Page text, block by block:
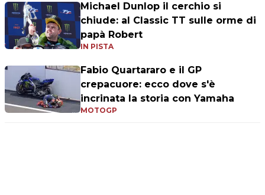
Michael Dunlop il cerchio si
chiude: al Classic TT sulle orme di
papà Robert
IN PISTA
Fabio Quartararo e il GP
crepacuore: ecco dove s'è
incrinata la storia con Yamaha
MOTOGP